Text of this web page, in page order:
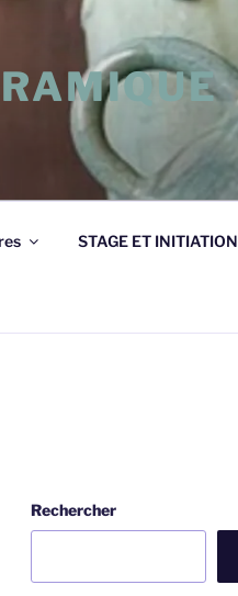
STAGE ET INITIATION
Rechercher